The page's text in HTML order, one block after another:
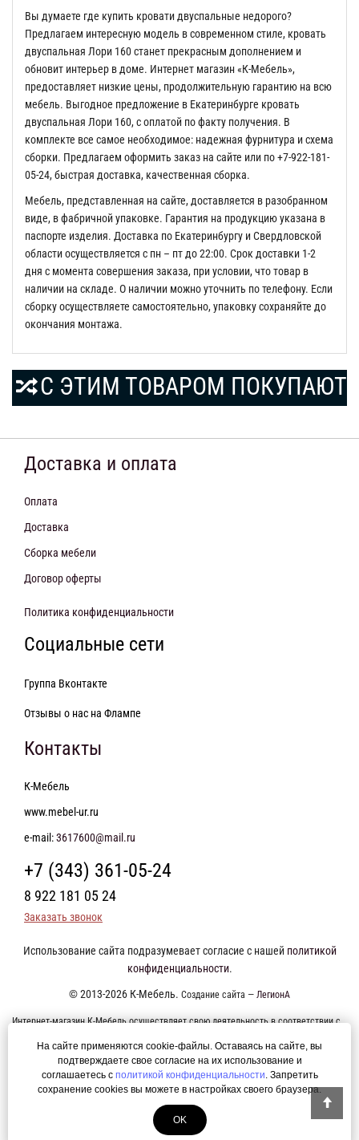
Вы думаете где купить кровати двуспальные недорого?
Предлагаем интересную модель в современном стиле, кровать
двуспальная Лори 160 станет прекрасным дополнением и
обновит интерьер в доме. Интернет магазин «К-Мебель»,
предоставляет низкие цены, продолжительную гарантию на всю
мебель. Выгодное предложение в Екатеринбурге кровать
двуспальная Лори 160, с оплатой по факту получения. В
комплекте все самое необходимое: надежная фурнитура и схема
сборки. Предлагаем оформить заказ на сайте или по +7-922-181-
05-24, быстрая доставка, качественная сборка.
Мебель, представленная на сайте, доставляется в разобранном
виде, в фабричной упаковке. Гарантия на продукцию указана в
паспорте изделия. Доставка по Екатеринбургу и Свердловской
области осуществляется с пн – пт до 22:00. Срок доставки 1-2
дня с момента совершения заказа, при условии, что товар в
наличии на складе. О наличии можно уточнить по телефону. Если
сборку осуществляете самостоятельно, упаковку сохраняйте до
окончания монтажа.
С ЭТИМ ТОВАРОМ ПОКУПАЮТ
Доставка и оплата
Оплата
Доставка
Сборка мебели
Договор оферты
Политика конфиденциальности
Социальные сети
Группа Вконтакте
Отзывы о нас на Флампе
Контакты
К-Мебель
www.mebel-ur.ru
e-mail:3617600@mail.ru
+7 (343) 361-05-24
8 922 181 05 24
Заказать звонок
На сайте применяются cookie-файлы. Оставаясь на сайте, вы
подтверждаете свое согласие на их использование и
соглашаетесь с политикой конфиденциальности. Запретить
сохранение cookies вы можете в настройках своего браузера.
OK
Использование сайта подразумевает согласие с нашей политикой
конфиденциальности.
© 2013-2026 К-Мебель. Создание сайта — ЛегионА
Интернет-магазин К-Мебель осуществляет свою деятельность в соответствии с
требованиями Федерального закона от 27 июля 2006 года №152-ФЗ "О
персональных данных". Оформление заказа возможно только при наличии
согласия на обработку Ваших персональных данных. Мы так же осуществляем
сбор персональных данных с использованием интернет-сервиса Яндекс.
Метрика. Это позволяет нам анализировать взаимодействие посетителей с
сайтом и делать его лучше. Продолжая пользоваться сайтом, вы соглашаетесь с